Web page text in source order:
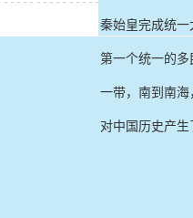
秦始皇完成统
第一个统一的
一带，南到南
对中国历史产